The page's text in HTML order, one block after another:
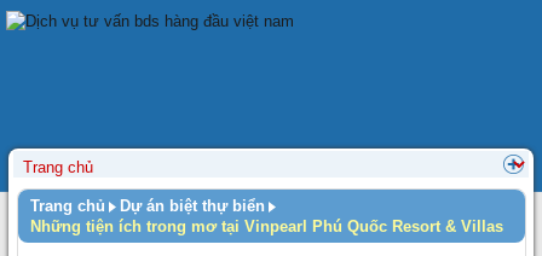
Trang chủ
Dự án biệt thự biển
Những tiện ích trong mơ tại Vinpearl Phú Quốc Resort & Villas